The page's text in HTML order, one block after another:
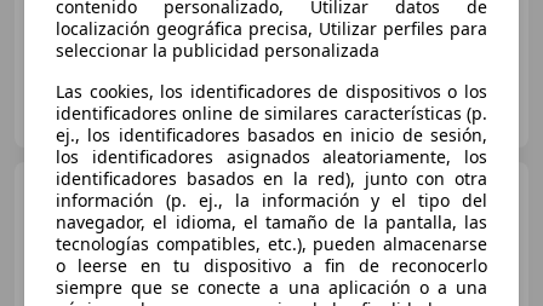
HR MOTOR NAVARRA
ES-31600 Burlada
Mercedes-Benz GLC 220
220d 4Matic Aut.
contenido personalizado, Utilizar datos de
localización geográfica precisa, Utilizar perfiles para
seleccionar la publicidad personalizada
Las cookies, los identificadores de dispositivos o los
identificadores online de similares características (p.
ej., los identificadores basados en inicio de sesión,
los identificadores asignados aleatoriamente, los
identificadores basados en la red), junto con otra
información (p. ej., la información y el tipo del
navegador, el idioma, el tamaño de la pantalla, las
tecnologías compatibles, etc.), pueden almacenarse
o leerse en tu dispositivo a fin de reconocerlo
siempre que se conecte a una aplicación o a una